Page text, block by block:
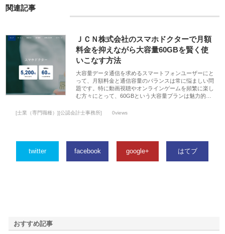
関連記事
ＪＣＮ株式会社のスマホドクターで月額
料金を抑えながら大容量60GBを賢く使
いこなす方法
大容量データ通信を求めるスマートフォンユーザーにと
って、月額料金と通信容量のバランスは常に悩ましい問
題です。特に動画視聴やオンラインゲームを頻繁に楽し
む方々にとって、60GBという大容量プランは魅力的…
[士業（専門職種）][公認会計士事務所] 0views
twitter facebook google+ はてブ
おすすめ記事